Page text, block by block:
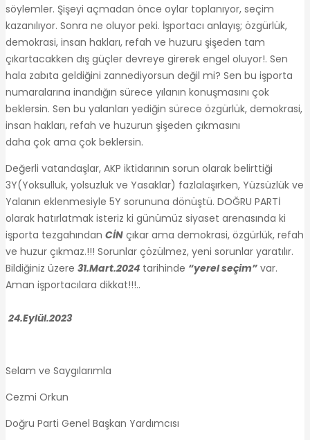
söylemler. Şişeyi açmadan önce oylar toplanıyor, seçim
kazanılıyor. Sonra ne oluyor peki. İşportacı anlayış; özgürlük,
demokrasi, insan hakları, refah ve huzuru şişeden tam
çıkartacakken dış güçler devreye girerek engel oluyor!. Sen
hala zabıta geldiğini zannediyorsun değil mi? Sen bu işporta
numaralarına inandığın sürece yılanın konuşmasını çok
beklersin. Sen bu yalanları yediğin sürece özgürlük, demokrasi,
insan hakları, refah ve huzurun şişeden çıkmasını
daha çok ama çok beklersin.
Değerli vatandaşlar, AKP iktidarının sorun olarak belirttiği
3Y(Yoksulluk, yolsuzluk ve Yasaklar) fazlalaşırken, Yüzsüzlük ve
Yalanın eklenmesiyle 5Y sorununa dönüştü. DOĞRU PARTİ
olarak hatırlatmak isteriz ki günümüz siyaset arenasında ki
işporta tezgahından CİN çıkar ama demokrasi, özgürlük, refah
ve huzur çıkmaz.!!! Sorunlar çözülmez, yeni sorunlar yaratılır.
Bildiğiniz üzere 31.Mart.2024 tarihinde “yerel seçim” var.
Aman işportacılara dikkat!!!..
24.Eylül.2023
Selam ve Saygılarımla
Cezmi Orkun
Doğru Parti Genel Başkan Yardımcısı